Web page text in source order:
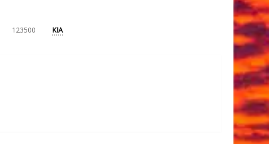
123500 KIA